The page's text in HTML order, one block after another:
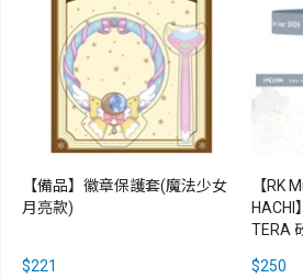
【備品】徽章保護套(魔法少女
月亮款)
$221
【RK
HACHI
TERA
$250